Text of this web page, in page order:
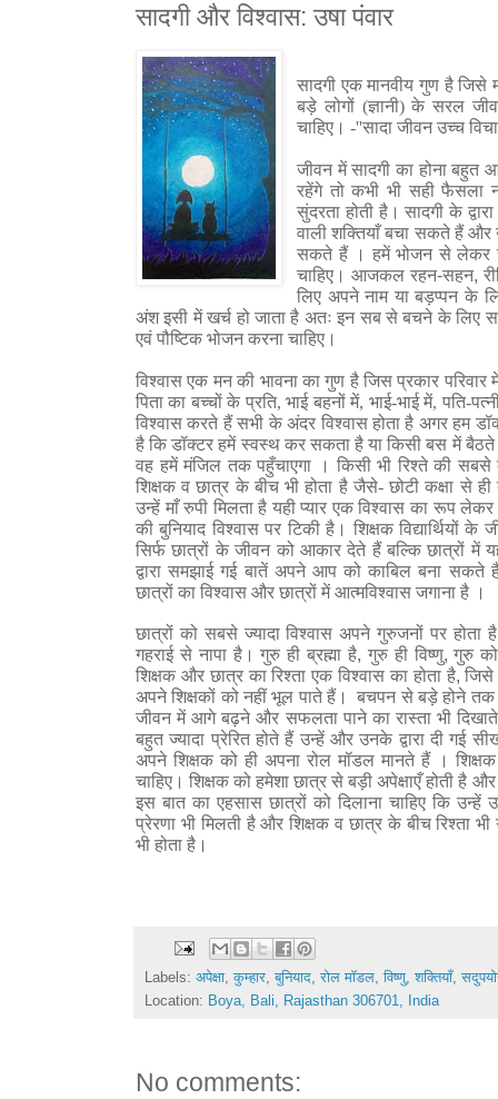
सादगी और विश्वास: उषा पंवार
सादगी एक मानवीय गुण है जिसे
बड़े लोगों (ज्ञानी) के सरल
चाहिए। -''सादा जीवन उच्च
जीवन में सादगी का होना बहुत
रहेंगे तो कभी भी सही फैसला
सुंदरता होती है। सादगी के
वाली शक्तियाँ बचा सकते हैं
सकते हैं । हमें भोजन से लेकर
चाहिए। आजकल रहन-सहन,
लिए अपने नाम या बड़प्पन के
अंश इसी में खर्च हो जाता है अतः इन सब से बचने के लिए
एवं पौष्टिक भोजन करना चाहिए।
विश्वास एक मन की भावना का गुण है जिस प्रकार परिवार
पिता का बच्चों के प्रति, भाई बहनों में, भाई-भाई में, पति-
विश्वास करते हैं सभी के अंदर विश्वास होता है अगर हम
है कि डॉक्टर हमें स्वस्थ कर सकता है या किसी बस में बैठते
वह हमें मंजिल तक पहुँचाएगा । किसी भी रिश्ते की सबसे
शिक्षक व छात्र के बीच भी होता है जैसे- छोटी कक्षा से
उन्हें माँ रुपी मिलता है यही प्यार एक विश्वास का रूप
की बुनियाद विश्वास पर टिकी है। शिक्षक विद्यार्थियों
सिर्फ छात्रों के जीवन को आकार देते हैं बल्कि छात्रों में
द्वारा समझाई गई बातें अपने आप को काबिल बना सकते
छात्रों का विश्वास और छात्रों में आत्मविश्वास जगाना है ।
छात्रों को सबसे ज्यादा विश्वास अपने गुरुजनों पर
गहराई से नापा है।गुरु ही ब्रह्मा है, गुरु ही विष्णु, गुरु
शिक्षक और छात्र का रिश्ता एक विश्वास का होता है,
अपने शिक्षकों को नहीं भूल पाते हैं। बचपन से बड़े होने तक
जीवन में आगे बढ़ने और सफलता पाने का रास्ता भी
बहुत ज्यादा प्रेरित होते हैं उन्हें और उनके द्वारा दी गई
अपने शिक्षक को ही अपना रोल मॉडल मानते हैं ।
चाहिए। शिक्षक को हमेशा छात्र से बड़ी अपेक्षाएँ होती है
इस बात का एहसास छात्रों को दिलाना चाहिए कि
प्रेरणा भी मिलती है और शिक्षक व छात्र के बीच रिश्ता भी
भी होता है।
Labels: अपेक्षा,कुम्हार,बुनियाद,रोल मॉडल,विष्णु,शक्तियाँ,
Location: Boya, Bali, Rajasthan 306701, India
No comments: